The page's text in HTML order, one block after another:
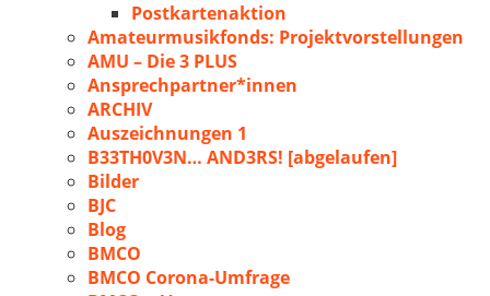
Postkartenaktion
Amateurmusikfonds: Projektvorstellungen
AMU – Die 3 PLUS
Ansprechpartner*innen
ARCHIV
Auszeichnungen 1
B33TH0V3N… AND3RS! [abgelaufen]
Bilder
BJC
Blog
BMCO
BMCO Corona-Umfrage